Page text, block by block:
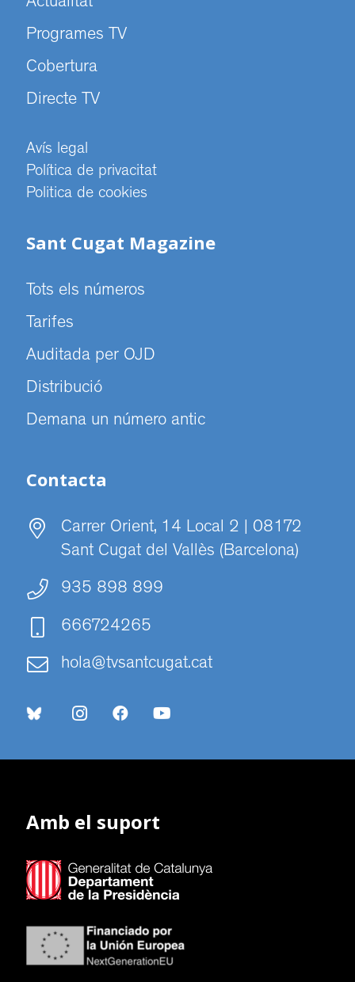
Programes TV
Cobertura
Directe TV
Avís legal
Política de privacitat
Politica de cookies
Sant Cugat Magazine
Tots els números
Tarifes
Auditada per OJD
Distribució
Demana un número antic
Contacta
Carrer Orient, 14 Local 2 | 08172
Sant Cugat del Vallès (Barcelona)
935 898 899
666724265
hola@tvsantcugat.cat
Amb el suport